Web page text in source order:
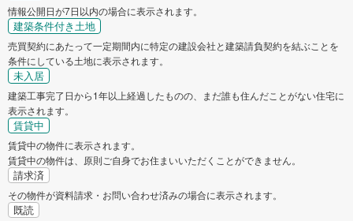
情報公開日が7日以内の場合に表示されます。
建築条件付き土地
売買契約にあたって一定期間内に特定の建設会社と建築請負契約を結ぶことを
条件にしている土地に表示されます。
未入居
建築工事完了日から1年以上経過したものの、まだ誰も住んだことがない住宅に
表示されます。
賃貸中
賃貸中の物件に表示されます。
賃貸中の物件は、原則ご自身でお住まいいただくことができません。
請求済
その物件が資料請求・お問い合わせ済みの場合に表示されます。
既読